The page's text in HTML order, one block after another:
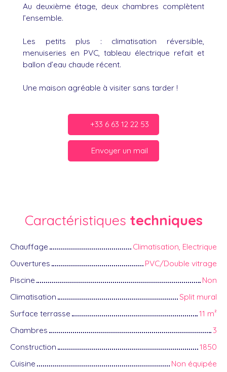
Au deuxième étage, deux chambres complètent
l’ensemble.
Les petits plus : climatisation réversible,
menuiseries en PVC, tableau électrique refait et
ballon d’eau chaude récent.
Une maison agréable à visiter sans tarder !
+33 6 63 12 22 53
Envoyer un mail
Caractéristiques techniques
Chauffage
Climatisation, Electrique
Ouvertures
PVC/Double vitrage
Piscine
Non
Climatisation
Split mural
Surface terrasse
11 m²
Chambres
3
Construction
1850
Cuisine
Non équipée